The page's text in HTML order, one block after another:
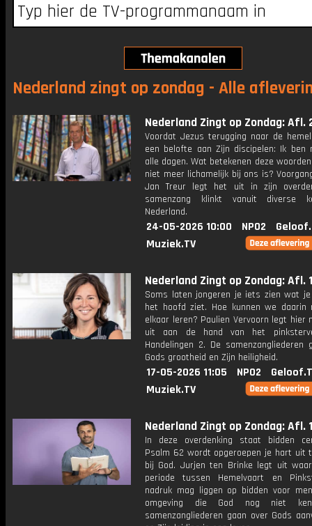
Nederland zingt op zondag - Alle
Nederland Zingt op Zondag: Afl.
Voordat Jezus terugging naar de
een belofte aan Zijn discipelen: Ik ben
alle dagen. Wat betekenen deze
niet meer lichamelijk bij ons is?
Jan Treur legt het uit in zijn
samenzang klinkt vanuit diverse
Nederland.
24-05-2026 10:00 NPO2
Muziek.TV
Nederland Zingt op Zondag: Afl.
Soms laten jongeren je iets zien wat
het hoofd ziet. Hoe kunnen we daarin
elkaar leren? Paulien Vervoorn legt hier
uit aan de hand van het
Handelingen 2. De samenzangliederen
Gods grootheid en Zijn heiligheid.
17-05-2026 11:05 NPO2
Muziek.TV
Nederland Zingt op Zondag: Afl.
In deze overdenking staat bidden
Psalm 62 wordt opgeroepen je hart uit
bij God. Jurjen ten Brinke legt uit
periode tussen Hemelvaart en
nadruk mag liggen op bidden voor
omgeving die God nog niet
samenzangliederen gaan over Gods